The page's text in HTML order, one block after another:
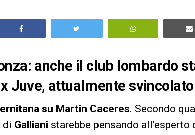
anche il club lombardo
Juve, attualmente svincolato
su Martin Caceres. Secondo
di Galliani starebbe pensando